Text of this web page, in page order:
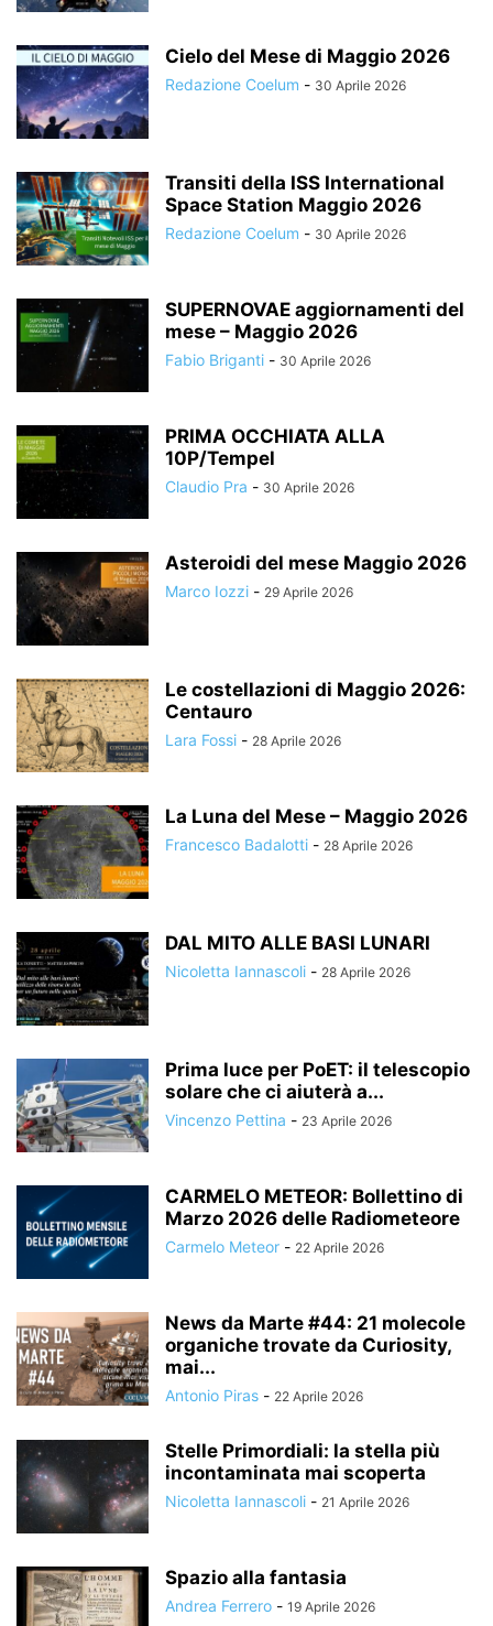
Cielo del Mese di Maggio 2026
Redazione Coelum - 30 Aprile 2026
Transiti della ISS International
Space Station Maggio 2026
Redazione Coelum - 30 Aprile 2026
SUPERNOVAE aggiornamenti del
mese – Maggio 2026
Fabio Briganti - 30 Aprile 2026
PRIMA OCCHIATA ALLA
10P/Tempel
Claudio Pra - 30 Aprile 2026
Asteroidi del mese Maggio 2026
Marco Iozzi - 29 Aprile 2026
Le costellazioni di Maggio 2026:
Centauro
Lara Fossi - 28 Aprile 2026
La Luna del Mese – Maggio 2026
Francesco Badalotti - 28 Aprile 2026
DAL MITO ALLE BASI LUNARI
Nicoletta Iannascoli - 28 Aprile 2026
Prima luce per PoET: il telescopio
solare che ci aiuterà a...
Vincenzo Pettina - 23 Aprile 2026
CARMELO METEOR: Bollettino di
Marzo 2026 delle Radiometeore
Carmelo Meteor - 22 Aprile 2026
News da Marte #44: 21 molecole
organiche trovate da Curiosity,
mai...
Antonio Piras - 22 Aprile 2026
Stelle Primordiali: la stella più
incontaminata mai scoperta
Nicoletta Iannascoli - 21 Aprile 2026
Spazio alla fantasia
Andrea Ferrero - 19 Aprile 2026